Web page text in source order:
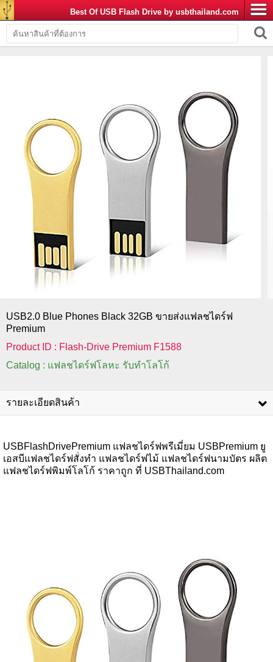
Best Of USB Flash Drive by usbthailand.com
USB2.0 Blue Phones Black 32GB ขายส่งแฟลชไดร์ฟ
Premium
Product ID : Flash-Drive Premium F1588
Catalog : แฟลชไดร์ฟโลหะ รับทำโลโก้
รายละเอียดสินค้า
USBFlashDrivePremium แฟลชไดร์ฟพรีเมี่ยม USBPremium ยู
เอสบีแฟลชไดร์ฟสั่งทำ แฟลชไดร์ฟไม้ แฟลชไดร์ฟนามบัตร ผลิต
แฟลชไดร์ฟพิมพ์โลโก้ ราคาถูก ที่ USBThailand.com